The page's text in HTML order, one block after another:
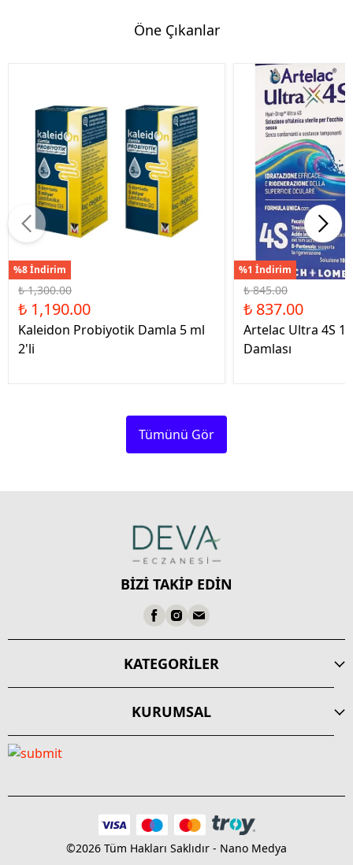
Öne Çıkanlar
%8 İndirim
₺ 1,300.00
₺ 1,190.00
Kaleidon Probiyotik Damla 5 ml
2'li
%1 İndirim
₺ 845.00
₺ 837.00
Artelac Ultra 4S
Damlası
Tümünü Gör
BİZİ TAKİP EDİN
KATEGORİLER
KURUMSAL
©2026 Tüm Hakları Saklıdır - Nano Medya